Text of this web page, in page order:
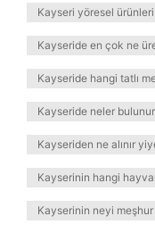
Kayseri yöresel
Kayseride en çok ne
Kayseride hangi tatlı
Kayseride neler bulunur
Kayseriden ne alınır
Kayserinin hangi
Kayserinin neyi